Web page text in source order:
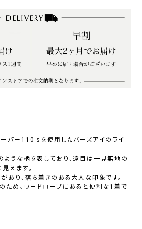
ーパー110’sを使用したバーズアイのライ
ような柄を表しており、遠目は一見無地の
えます。
あり、落ち着きのある大人な印象です。
ため、ワードローブにあると便利な1着で